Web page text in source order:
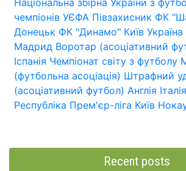
Національна збірна України з
чемпіонів УЄФА Півзахисник ФК
Донецьк ФК "Динамо" Київ Україна
Мадрид Воротар (асоціативний
Іспанія Чемпіонат світу з футболу
(футбольна асоціація) Штрафний
(асоціативний футбол) Англія Італія
Республіка Прем'єр-ліга Київ
Recent posts